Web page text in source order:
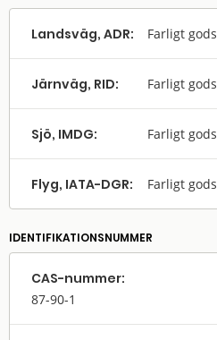
Landsväg, ADR: Farligt gods
Järnväg, RID: Farligt gods
Sjö, IMDG: Farligt gods
Flyg, IATA-DGR: Farligt gods
IDENTIFIKATIONSNUMMER
CAS-nummer:
87-90-1